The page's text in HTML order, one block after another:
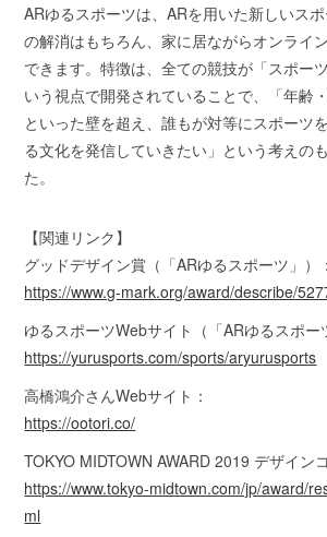
ARゆるスポーツは、ARを用いた新しいス
の解消はもちろん、家に居ながらオンライ
できます。特徴は、全ての競技が「スポー
いう視点で開発されていることで、「年齢
といった壁を超え、誰もが対等にスポーツ
る文化を発信していきたい」という考えの
た。
【関連リンク】
グッドデザイン賞（「ARゆるスポーツ」）：
https://www.g-mark.org/award/describe/
ゆるスポーツWebサイト（「ARゆるスポー
https://yurusports.com/sports/aryurusports
高橋鴻介さんWebサイト：
https://ootori.co/
TOKYO MIDTOWN AWARD 2019 デザイン
https://www.tokyo-midtown.com/jp/award/
ml